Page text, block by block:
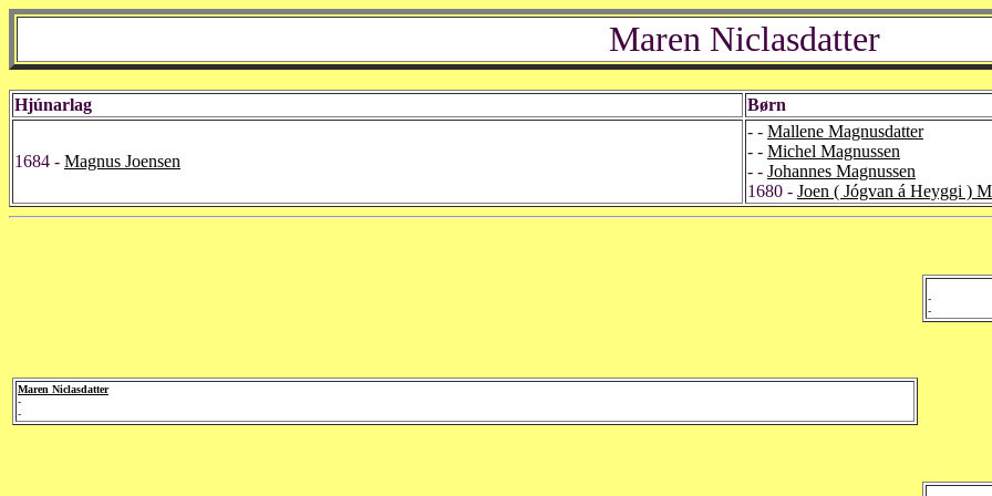
Maren Niclasdatter
Hjúnarlag Børn
1684 - Magnus Joensen
- - Mallene Magnusdatter
- - Michel Magnussen
- - Johannes Magnussen
1680 - Joen ( Jógvan á Heyggi )
Maren Niclasdatter
-
-
-
-